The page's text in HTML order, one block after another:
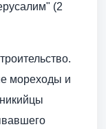
(2
мореходы и